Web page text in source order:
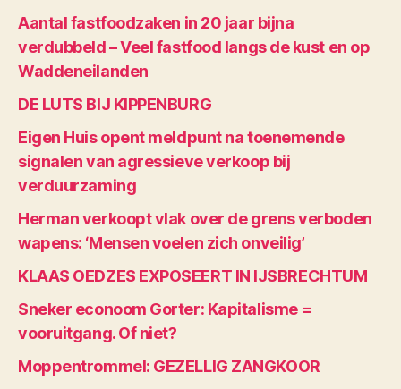
Aantal fastfoodzaken in 20 jaar bijna
verdubbeld – Veel fastfood langs de kust en op
Waddeneilanden
DE LUTS BIJ KIPPENBURG
Eigen Huis opent meldpunt na toenemende
signalen van agressieve verkoop bij
verduurzaming
Herman verkoopt vlak over de grens verboden
wapens: ‘Mensen voelen zich onveilig’
KLAAS OEDZES EXPOSEERT IN IJSBRECHTUM
Sneker econoom Gorter: Kapitalisme =
vooruitgang. Of niet?
Moppentrommel: GEZELLIG ZANGKOOR